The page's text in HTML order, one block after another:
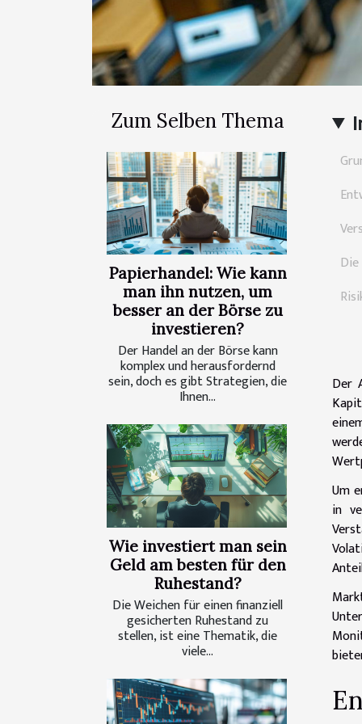
Zum Selben Thema
Papierhandel: Wie kann
man ihn nutzen, um
besser an der Börse zu
investieren?
Der Handel an der Börse kann
komplex und herausfordernd
sein, doch es gibt Strategien, die
Ihnen...
Wie investiert man sein
Geld am besten für den
Ruhestand?
Die Weichen für einen finanziell
gesicherten Ruhestand zu
stellen, ist eine Thematik, die
viele...
Der
Um
in